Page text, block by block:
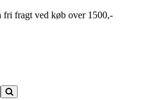
fri fragt ved køb over 1500,-